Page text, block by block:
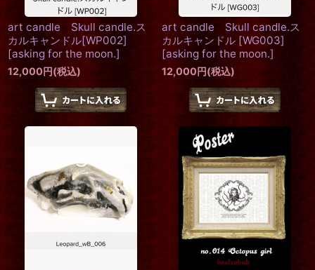
art candle Skull candle.ス
カルキャンドル[WP002]
[asking for the moon.]
12,000円(税込)
art candle Skull candle.ス
カルキャンドル [WG003]
[asking for the moon.]
12,000円(税込)